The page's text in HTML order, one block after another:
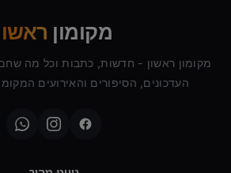
מקומון
מקומון ראשון - חדשות, כתבות וכל מה שחם
העדכונים, הסיפורים והאירועים